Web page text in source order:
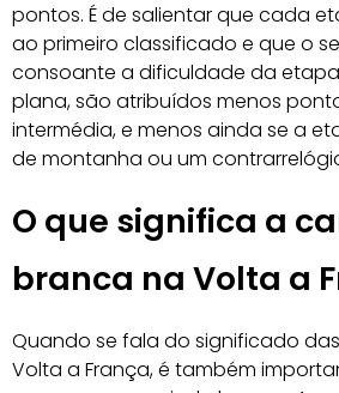
pontos. É de salientar que cada
ao primeiro classificado e que o
consoante a dificuldade da
plana, são atribuídos menos
intermédia, e menos ainda se a
de montanha ou um
O que significa a
branca na Volta a
Quando se fala do significado
Volta a França, é também